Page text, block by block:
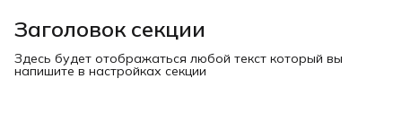
Заголовок секции
Здесь будет отображаться любой текст который вы
напишите в настройках секции